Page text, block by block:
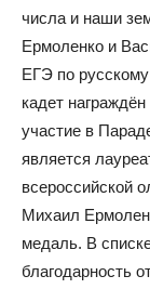
числа и наши
Ермоленко и
ЕГЭ по
кадет
участие в
является
всероссийской
Михаил
медаль. В
благодарность